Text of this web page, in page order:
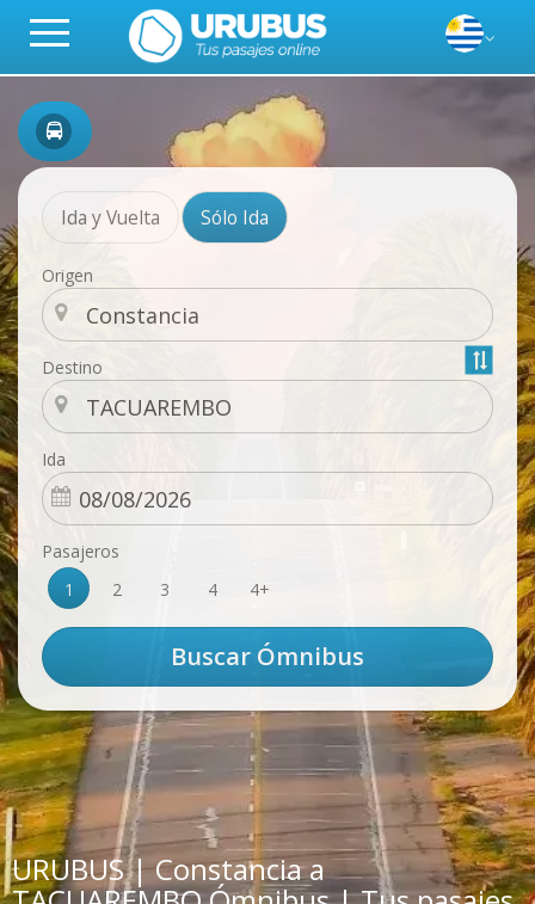
Ida y Vuelta Sólo Ida
Origen
Destino
Ida
Pasajeros
1
2 3 4 4+
URUBUS | Constancia a